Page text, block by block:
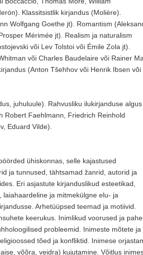
Klassitsistlik kirjandus (Molière).
Wolfgang Goethe jt). Romantism
Mérimée jt). Realism ja naturalism
või Lev Tolstoi või Émile Zola jt).
või Charles Baudelaire või Rainer
(Anton Tšehhov või Henrik Ibsen või
juhuluule). Rahvusliku ilukirjanduse algus
Robert Faehlmann, Friedrich Reinhold
Eduard Vilde).
ühiskonnas, selle kajastused
ja tunnused, tähtsamad žanrid, autorid ja
Eri asjastute kirjanduslikud esteetikad,
ja mitmekülgne elu- ja
Arhetüüpsed teemad ja motiivid.
keerukus. Inimlikud voorused ja
probleemid. Inimeste mõtete ja
tõed ja konfliktid. Inimese
võõra, veidra) kujutamine. Võitlus